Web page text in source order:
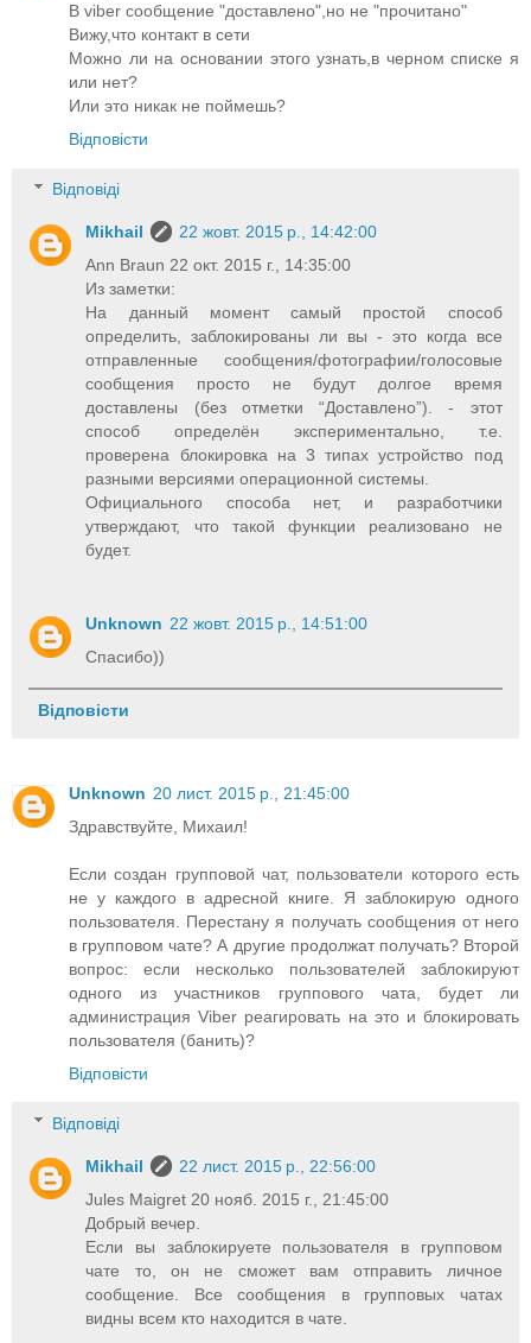
В viber сообщение "доставлено",но не "прочитано"
Вижу,что контакт в сети
Можно ли на основании этого узнать,в черном списке я
или нет?
Или это никак не поймешь?
Відповісти
Відповіді
Mikhail
22 жовт. 2015 р., 14:42:00
Ann Braun 22 окт. 2015 г., 14:35:00
Из заметки:
На данный момент самый простой способ
определить, заблокированы ли вы - это когда все
отправленные сообщения/фотографии/голосовые
сообщения просто не будут долгое время
доставлены (без отметки “Доставлено”). - этот
способ определён экспериментально, т.е.
проверена блокировка на 3 типах устройство под
разными версиями операционной системы.
Официального способа нет, и разработчики
утверждают, что такой функции реализовано не
будет.
Unknown 22 жовт. 2015 р., 14:51:00
Спасибо))
Відповісти
Unknown 20 лист. 2015 р., 21:45:00
Здравствуйте, Михаил!
Если создан групповой чат, пользователи которого есть
не у каждого в адресной книге. Я заблокирую одного
пользователя. Перестану я получать сообщения от него
в групповом чате? А другие продолжат получать? Второй
вопрос: если несколько пользователей заблокируют
одного из участников группового чата, будет ли
администрация Viber реагировать на это и блокировать
пользователя (банить)?
Відповісти
Відповіді
Mikhail
22 лист. 2015 р., 22:56:00
Jules Maigret 20 нояб. 2015 г., 21:45:00
Добрый вечер.
Если вы заблокируете пользователя в групповом
чате то, он не сможет вам отправить личное
сообщение. Все сообщения в групповых чатах
видны всем кто находится в чате.